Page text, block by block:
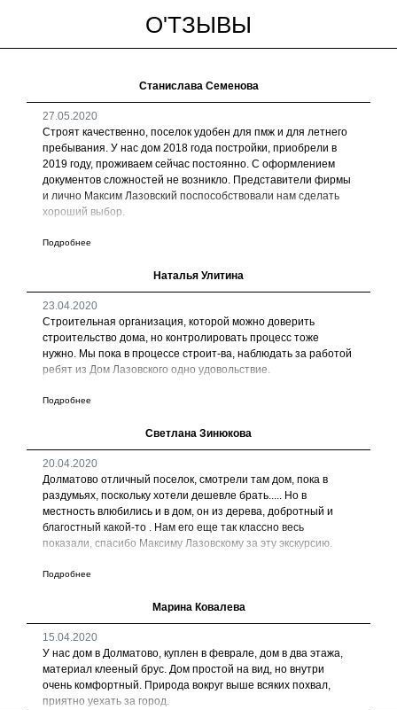
О'ТЗЫВЫ
Станислава Семенова
27.05.2020
Строят качественно, поселок удобен для пмж и для летнего
пребывания. У нас дом 2018 года постройки, приобрели в
2019 году, проживаем сейчас постоянно. С оформлением
документов сложностей не возникло. Представители фирмы
и лично Максим Лазовский поспособствовали нам сделать
хороший выбор.
Подробнее
Наталья Улитина
23.04.2020
Строительная организация, которой можно доверить
строительство дома, но контролировать процесс тоже
нужно. Мы пока в процессе строит-ва, наблюдать за работой
ребят из Дом Лазовского одно удовольствие.
Подробнее
Светлана Зинюкова
20.04.2020
Долматово отличный поселок, смотрели там дом, пока в
раздумьях, поскольку хотели дешевле брать..... Но в
местность влюбились и в дом, он из дерева, добротный и
благостный какой-то . Нам его еще так классно весь
показали, спасибо Максиму Лазовскому за эту экскурсию.
Подробнее
Марина Ковалева
15.04.2020
У нас дом в Долматово, куплен в феврале, дом в два этажа,
материал клееный брус. Дом простой на вид, но внутри
очень комфортный. Природа вокруг выше всяких похвал,
приятно уехать за город.